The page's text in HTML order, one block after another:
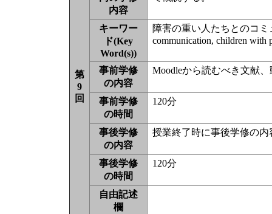
第
9
回
内容
キーワー
ド(Key
Word(s))
障害の重い人たちとのコ
communication, children with
事前学修
の内容
Moodleから読むべき文献
事前学修
の時間
120分
事後学修
の内容
授業終了時に事後学修の
事後学修
の時間
120分
自由記述
欄